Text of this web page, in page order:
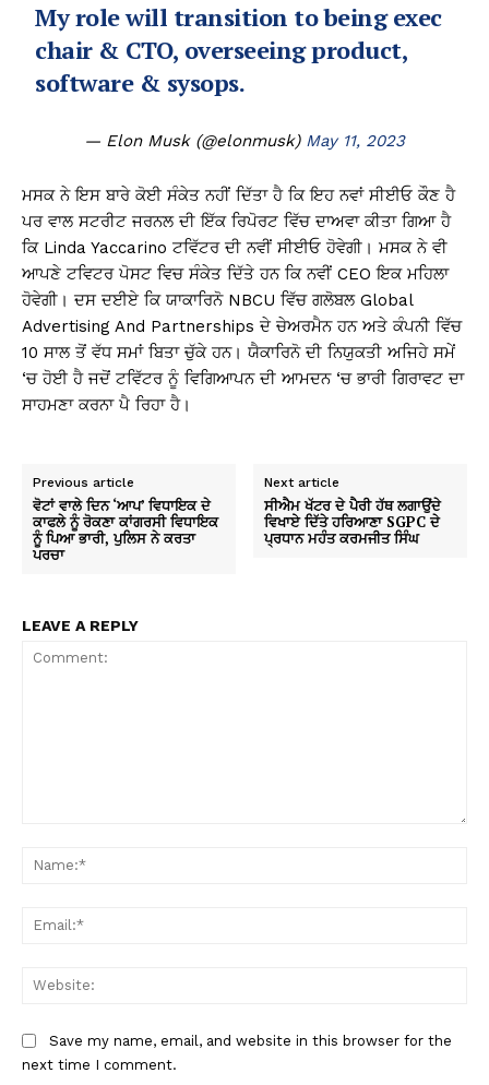
My role will transition to being exec
chair & CTO, overseeing product,
software & sysops.
— Elon Musk (@elonmusk) May 11, 2023
ਮਸਕ ਨੇ ਇਸ ਬਾਰੇ ਕੋਈ ਸੰਕੇਤ ਨਹੀਂ ਦਿੱਤਾ ਹੈ ਕਿ ਇਹ ਨਵਾਂ ਸੀਈਓ ਕੌਣ ਹੈ
ਪਰ ਵਾਲ ਸਟਰੀਟ ਜਰਨਲ ਦੀ ਇੱਕ ਰਿਪੋਰਟ ਵਿੱਚ ਦਾਅਵਾ ਕੀਤਾ ਗਿਆ ਹੈ
ਕਿ Linda Yaccarino ਟਵਿੱਟਰ ਦੀ ਨਵੀਂ ਸੀਈਓ ਹੋਵੇਗੀ। ਮਸਕ ਨੇ ਵੀ
ਆਪਣੇ ਟਵਿਟਰ ਪੋਸਟ ਵਿਚ ਸੰਕੇਤ ਦਿੱਤੇ ਹਨ ਕਿ ਨਵੀਂ CEO ਇਕ ਮਹਿਲਾ
ਹੋਵੇਗੀ। ਦਸ ਦਈਏ ਕਿ ਯਾਕਾਰਿਨੋ NBCU ਵਿੱਚ ਗਲੋਬਲ Global
Advertising And Partnerships ਦੇ ਚੇਅਰਮੈਨ ਹਨ ਅਤੇ ਕੰਪਨੀ ਵਿੱਚ
10 ਸਾਲ ਤੋਂ ਵੱਧ ਸਮਾਂ ਬਿਤਾ ਚੁੱਕੇ ਹਨ। ਯੈਕਾਰਿਨੋ ਦੀ ਨਿਯੁਕਤੀ ਅਜਿਹੇ ਸਮੇਂ
‘ਚ ਹੋਈ ਹੈ ਜਦੋਂ ਟਵਿੱਟਰ ਨੂੰ ਵਿਗਿਆਪਨ ਦੀ ਆਮਦਨ ‘ਚ ਭਾਰੀ ਗਿਰਾਵਟ ਦਾ
ਸਾਹਮਣਾ ਕਰਨਾ ਪੈ ਰਿਹਾ ਹੈ।
Previous article
ਵੋਟਾਂ ਵਾਲੇ ਦਿਨ ‘ਆਪ’ ਵਿਧਾਇਕ ਦੇ
ਕਾਫਲੇ ਨੂੰ ਰੋਕਣਾ ਕਾਂਗਰਸੀ ਵਿਧਾਇਕ
ਨੂੰ ਪਿਆ ਭਾਰੀ, ਪੁਲਿਸ ਨੇ ਕਰਤਾ
ਪਰਚਾ
Next article
ਸੀਐਮ ਖੱਟਰ ਦੇ ਪੈਰੀ ਹੱਥ ਲਗਾਉਂਦੇ
ਵਿਖਾਏ ਦਿੱਤੇ ਹਰਿਆਣਾ SGPC ਦੇ
ਪ੍ਰਧਾਨ ਮਹੰਤ ਕਰਮਜੀਤ ਸਿੰਘ
LEAVE A REPLY
Save my name, email, and website in this browser for the
next time I comment.